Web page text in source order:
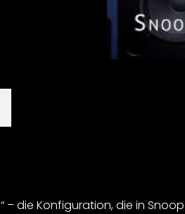
die Konfiguration, die in